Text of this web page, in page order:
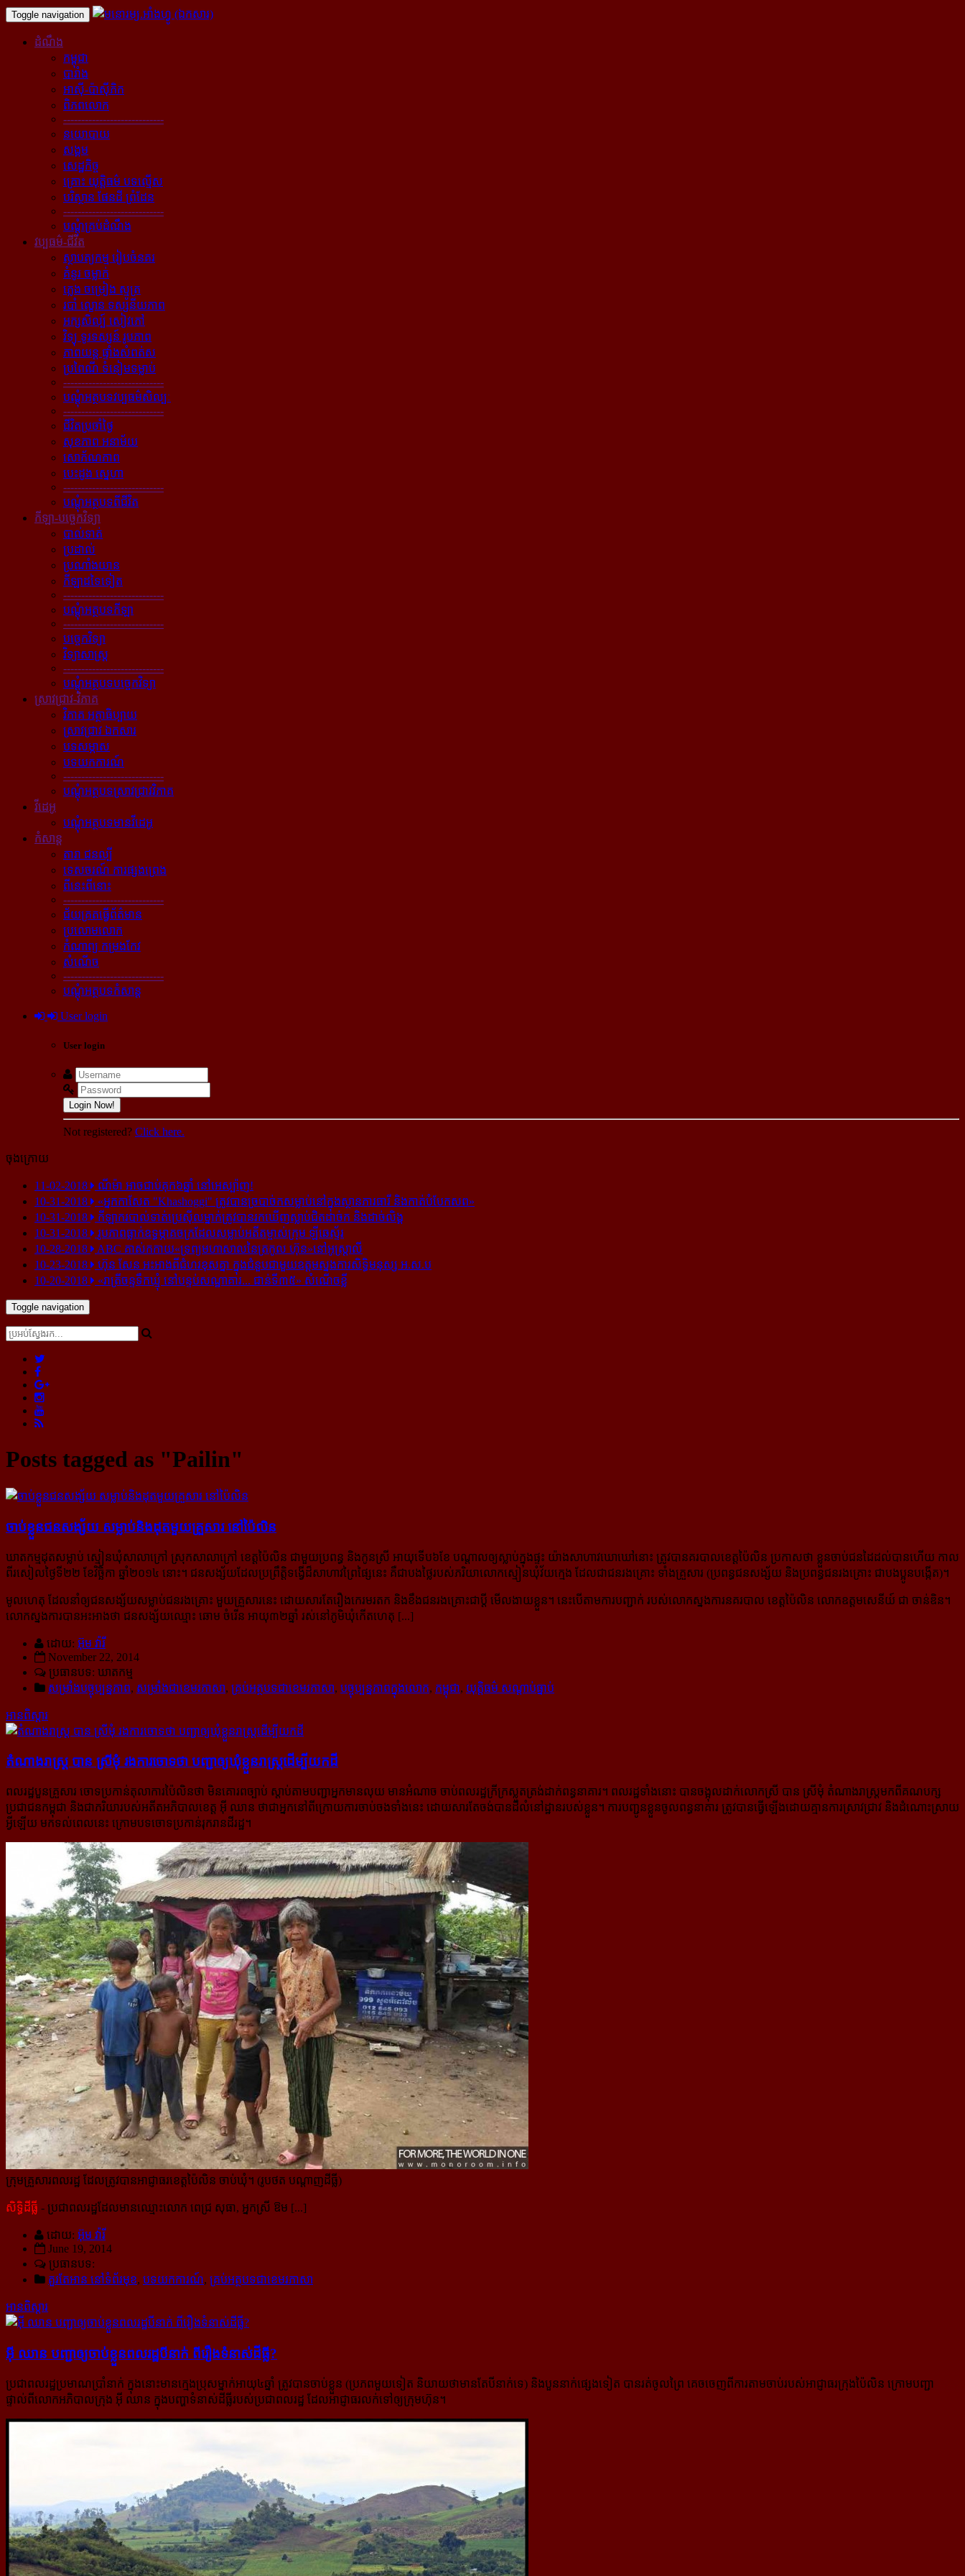
Toggle navigation
ដំណឹង
កម្ពុជា
បារាំង
អាស៊ី-ប៉ាស៊ីភិក
ពិភពលោក
----------------------------
នយោបាយ
សង្គម
សេដ្ឋកិច្ច
គ្រោះ យុត្តិធម៌ បទល្មើស
បរិស្ថាន ផែនដី ព្រំដែន
----------------------------
បណ្ដុំគ្រប់ដំណឹង
វប្បធម៌-ជីវិត
ស្ថាបត្យកម្ម រៀបចំនគរ
គំនូរ ចម្លាក់
ភ្លេង ចម្រៀង ស្មូត្រ
របាំ ល្ខោន ទស្សនីយភាព
អក្សសិល្ប៍ សៀវភៅ
វិទ្យុ ទូរទស្សន៍ រូបភាព
ភាពយន្ដ ផ្ទាំងសំពត់ស
ប្រពៃណី ទំនៀមទម្លាប់
----------------------------
បណ្ដុំអត្ថបទវប្បធម៌សិល្បៈ
----------------------------
ជីវិតប្រចាំថ្ងៃ
សុខភាព អនាម័យ
សោភ័ណភាព
បេះដូង ស្នេហា
----------------------------
បណ្ដុំអត្ថបទពីជីវិត
កីឡា-បច្ចេកវិទ្យា
បាល់ទាត់
ប្រដាល់
ប្រណាំងយាន
កីឡាដទៃទៀត
----------------------------
បណ្ដុំអត្ថបទកីឡា
----------------------------
បច្ចេកវិទ្យា
វិទ្យាសាស្ត្រ
----------------------------
បណ្ដុំអត្ថបទបច្ចេកវិទ្យា
ស្រាវជ្រាវ-វិភាគ
វិភាគ អត្ថាធិប្បាយ
ស្រាវជ្រាវ ឯកសារ
បទសម្ភាស
បទយកការណ៍
----------------------------
បណ្ដុំអត្ថបទស្រាវជ្រាវវិភាគ
វីដេអូ
បណ្ដុំអត្ថបទមានវីដេអូ
កំសាន្ដ
តារា ជនល្បី
ទេសចរណ៍ ការផ្សងព្រេង
ពីនេះពីនោះ
----------------------------
ជ័យគ្រតធ្វើព័ត៌មាន
ប្រលោមលោក
កំណាព្យ កម្រងកែវ
សំណើច
----------------------------
បណ្ដុំអត្ថបទកំសាន្ដ
User login
User login
Login Now!
Not registered? Click here.
ចុងក្រោយ
11-02-2018
ណីម៉ា អាច​ជាប់​គុក​៦ឆ្នាំ នៅ​អេស្ប៉ាញ!
10-31-2018
«អ្នក​កាសែត "Khashoggi" ត្រូវ​បាន​ច្របាច់ក​សម្លាប់​នៅ​ក្នុង​ស្ថាន​ភារធារី និង​កាត់​បំបែក​សព»
10-31-2018
កីឡាករ​បាល់ទាត់​ប្រេស៊ីល​ម្នាក់​ត្រូវ​បាន​រក​ឃើញ​ស្លាប់​ជិត​ដាច់ក និង​ដាច់​លិង្គ
10-31-2018
រូបភាព​ធ្លាក់​ឧទ្ធម្ភាគចក្រ​ដែល​សម្លាប់​អតីត​ម្ចាស់​ក្រុម​ ឡីឆេស្ទ័រ
10-28-2018
ABC គាស់​កកាយ​«ទ្រព្យមហាសាល​នៃ​ត្រកូល ហ៊ុន»​នៅ​អូស្ត្រាលី
10-23-2018
ហ៊ុន សែន អះអាង​ពី​ជំហរ​ខុស​គ្នា ក្នុង​ជំនួប​ជាមួយ​ឧត្តម​ស្នងការ​សិទ្ធិ​មនុស្ស អ.ស.ប
10-20-2018
«រាត្រីចន្ទទឹកឃ្មុំ នៅបន្ទប់សណ្ឋាគារ... ជាន់ទី៣៥» សំណើចខ្លី
Toggle navigation
Posts tagged as "Pailin"
ចាប់​ខ្លួន​ជន​សង្ស័យ សម្លាប់​និង​ដុត​មួយ​គ្រួសារ នៅ​ប៉ៃលិន
ឃាតកម្មដុតសម្លាប់ ស្មៀន​ឃុំ​សាលា​ក្រៅ ស្រុក​សាលា​ក្រៅ ខេត្ត​ប៉ៃលិន ជា​មួយ​ប្រពន្ធ និង​កូន​ស្រី អាយុ​ទើប​៦ខែ បណ្តាល​ឲ្យ​ស្លាប់​ក្នុង​ផ្ទះ យ៉ាង​សាហាវ​ឃោឃៅ​នោះ ត្រូវ​បាន​គរបាល​ខេត្ត​ប៉ៃលិន ប្រកាស​ថា ខ្លួន​ចាប់​ជន​ដៃ​ដល់​បាន​ហើយ កាល​
ពី​រសៀល​ថ្ងៃ​ទី​២២ ខែ​វិច្ឆិកា ឆ្នាំ​២០១៤ នោះ។ ជន​សង្ស័យ​ដែល​ប្រព្រឹត្តិ​ទង្វើ​ដ៏​សាហាវ​ព្រៃផ្សៃ​នេះ គឺ​ជា​បង​ថ្លៃ​របស់​ភរិយា​លោក​ស្មៀន​ឃុំ​វ័យ​ក្មេង ដែល​ជា​ជន​រង​គ្រោះ ទាំង​គ្រួសារ (ប្រពន្ធ​ជន​សង្ស័យ និង​ប្រពន្ធ​ជន​រងគ្រោះ ជា​បង​ប្អូន​បង្កើត)។
មូលហេតុ ដែល​​នាំ​ឲ្យ​ជន​សង្ស័យ​សម្លាប់​ជន​រង​គ្រោះ មួយ​គ្រួសារ​នេះ ដោយ​សារ​តែ​រឿង​កេរមរតក និង​ខឹង​ជន​រង​គ្រោះ​ជា​ប្តី មើល​ងាយ​ខ្លួន។ នេះ​បើ​តាម​ការ​បញ្ជាក់ របស់​លោក​ស្នង​ការ​នគរបាល ខេត្ត​ប៉ៃលិន លោក​ឧត្តមសេនីយ៍ ជា ចាន់ឌិន។
លោក​ស្នង​ការ​បាន​អះអាង​ថា ជន​សង្ស័យ​ឈ្មោះ ឆោម ចំរើន អាយុ​៣២ឆ្នាំ រស់​នៅ​ភូមិ​ឃុំ​កើតហេតុ [...]
ដោយ: អ៊ុម វ៉ារី
November 22, 2014
ប្រធានបទ: ឃាតកម្ម
សម្រាំងបច្ចុប្បន្នភាព, សម្រាំងជាខេមរភាសា, គ្រប់អត្ថបទជាខេមរភាសា, បច្ចុប្បន្នភាពក្នុងលោក, កម្ពុជា, យុត្តិធម៌ សណ្ដាប់ធ្នាប់
អានពិស្ដារ
តំណាង​រាស្ត្រ បាន ស្រីមុំ រង​ការ​ចោទ​ថា ​បញ្ជា​ឲ្យ​ឃុំ​ខ្លួន​​រាស្ត្រ​ដើម្បី​​យក​​ដី​
ពលរដ្ឋបួនគ្រួសារ ចោទប្រកាន់តុលាការប៉ៃលិនថា មិនគោរពច្បាប់ ស្តាប់តាមបញ្ជាអ្នកមានលុយ មានអំណាច ចាប់​ពលរដ្ឋ​ក្រីក្រ​ស្លូតត្រង់ដាក់ពន្ធនាគារ។ ពលរដ្ឋទាំងនោះ បានចង្អុលដាក់លោកស្រី បាន ស្រីមុំ តំណាងរាស្ត្រមកពី​គណបក្ស
ប្រជាជនកម្ពុជា និងជាភរិយារបស់អតីតអភិបាលខេត្ត អ៊ី ឈាន ថាជាអ្នកនៅពីក្រោយការចាប់ចងទាំងនេះ ដោយសារតែចង់បានដីលំនៅដ្ឋានរបស់ខ្លួន។ ការ​បញ្ជូនខ្លួនចូលពន្ធនាគារ ត្រូវបានធ្វើឡើងដោយគ្មានការស្រាវជ្រាវ និងដំណោះស្រាយ
អ្វីឡើយ មកទល់ពេលនេះ ក្រោមបទចោទប្រកាន់​រុក​រានដីរដ្ឋ។
ក្រុមគ្រួសារពលរដ្ឋ ដែលត្រូវបានអាជ្ញាធរខេត្តប៉ៃលិន ចាប់ឃុំ។ (រូបថត បណ្ដាញដីធ្លី)
សិទ្ធិដីធ្លី - ប្រជាពលរដ្ឋដែលមានឈ្មោះលោក ពេជ្រ សុធា, អ្នកស្រី ឱម [...]
ដោយ: អ៊ុម វ៉ារី
June 19, 2014
ប្រធានបទ:
គួរតែអាន នៅទំព័រមុខ, បទយកការណ៍, គ្រប់អត្ថបទជាខេមរភាសា
អានពិស្ដារ
អ៊ី ឈាន បញ្ជា​ឲ្យ​ចាប់​ខ្លួន​ពលរដ្ឋ​បី​នាក់ ពី​រឿង​ទំនាស់​ដី​ធ្លី?
ប្រជាពលរដ្ឋប្រមាណប្រាំនាក់ ក្នុងនោះមានក្មេងប្រុសម្នាក់អាយុ៤ឆ្នាំ ត្រូវបានចាប់ខ្លួន (ប្រភពមួយទៀត និយាយថា​មានតែបី​នាក់ទេ) និងបួននាក់ផ្សេងទៀត បានរត់ចូលព្រៃ គេចចេញពីការតាមចាប់របស់អាជ្ញាធរក្រុងប៉ៃលិន ក្រោមបញ្ជា​
ផ្ទាល់ពីលោកអភិបាលក្រុង អ៊ី ឈាន ក្នុងបញ្ហាទំនាស់ដីធ្លីរបស់ប្រជាពលរដ្ឋ ដែលអាជ្ញាធរលក់ទៅឲ្យ​ក្រុមហ៊ុន។